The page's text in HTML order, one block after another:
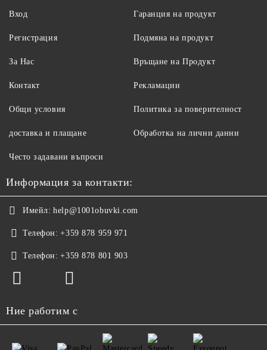
Вход
Регистрация
За Нас
Контакт
Общи условия
доставка и плащане
Гаранция на продукт
Подмяна на продукт
Връщане на Продукт
Рекламации
Политика за поверителност
Обработка на лични данни
Често задавани въпроси
Информация за контакти:
Имейл: help@1001obuvki.com
Телефон: +359 878 959 971
Телефон: +359 878 801 903
Ние работим с